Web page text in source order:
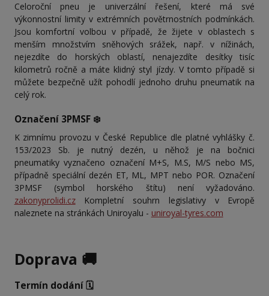
Celoroční pneu je univerzální řešení, které má své
výkonnostní limity v extrémních povětrnostních podmínkách.
Jsou komfortní volbou v případě, že žijete v oblastech s
menším množstvím sněhových srážek, např. v nížinách,
nejezdíte do horských oblastí, nenajezdíte desítky tisíc
kilometrů ročně a máte klidný styl jízdy. V tomto případě si
můžete bezpečně užít pohodlí jednoho druhu pneumatik na
celý rok.
Označení 3PMSF ❄️
K zimnímu provozu v České Republice dle platné vyhlášky č.
153/2023 Sb. je nutný dezén, u něhož je na bočnici
pneumatiky vyznačeno označení M+S, M.S, M/S nebo MS,
případně speciální dezén ET, ML, MPT nebo POR. Označení
3PMSF (symbol horského štítu) není vyžadováno.
zakonyprolidi.czKompletní souhrn legislativy v Evropě
naleznete na stránkách Uniroyalu - uniroyal-tyres.com
Doprava 🚚
Termín dodání 🗓️